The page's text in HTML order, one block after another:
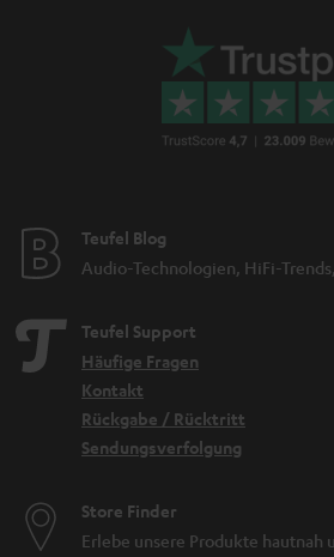
Teufel Blog
Audio-Technologien, HiFi-
Teufel Support
Häufige Fragen
Kontakt
Rückgabe / Rücktritt
Sendungsverfolgung
Store Finder
Erlebe unsere Produkte hautnah